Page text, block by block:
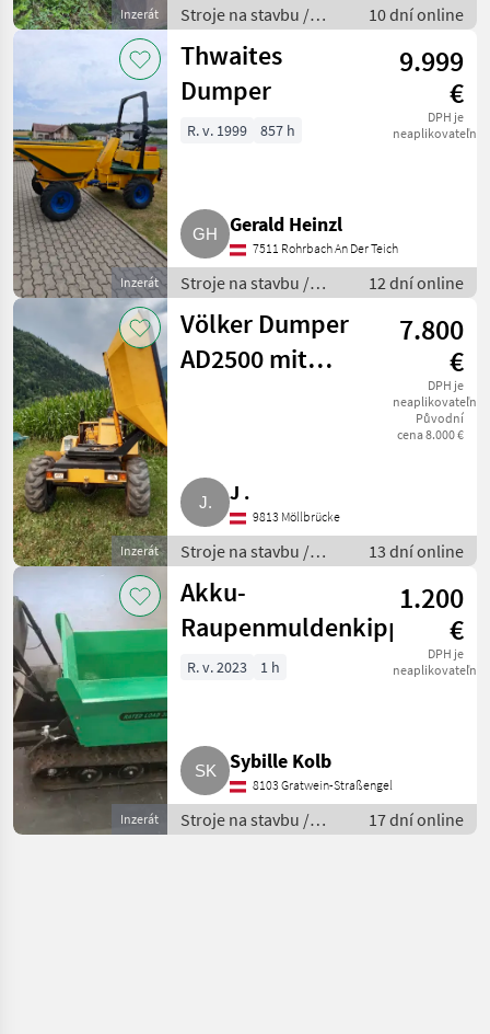
Inzerát
Stroje na stavbu /
Sklápacie vozidlo
10 dní online
Inzerát
Thwaites
Dumper
9.999
€
DPH je
neaplikovateľné
R. v. 1999 857 h
Gerald Heinzl
7511 Rohrbach An Der Teich
Stroje na stavbu /
Sklápacie vozidlo
12 dní online
Inzerát
Völker Dumper
AD2500 mit
7.800
€
DPH je
neaplikovateľné
Původní
cena 8.000 €
J .
9813 Möllbrücke
Stroje na stavbu /
Sklápacie vozidlo
13 dní online
Inzerát
Akku-
Raupenmuldenkipper
1.200
€
DPH je
neaplikovateľné
R. v. 2023 1 h
Sybille Kolb
8103 Gratwein-Straßengel
Stroje na stavbu /
Sklápacie vozidlo
17 dní online